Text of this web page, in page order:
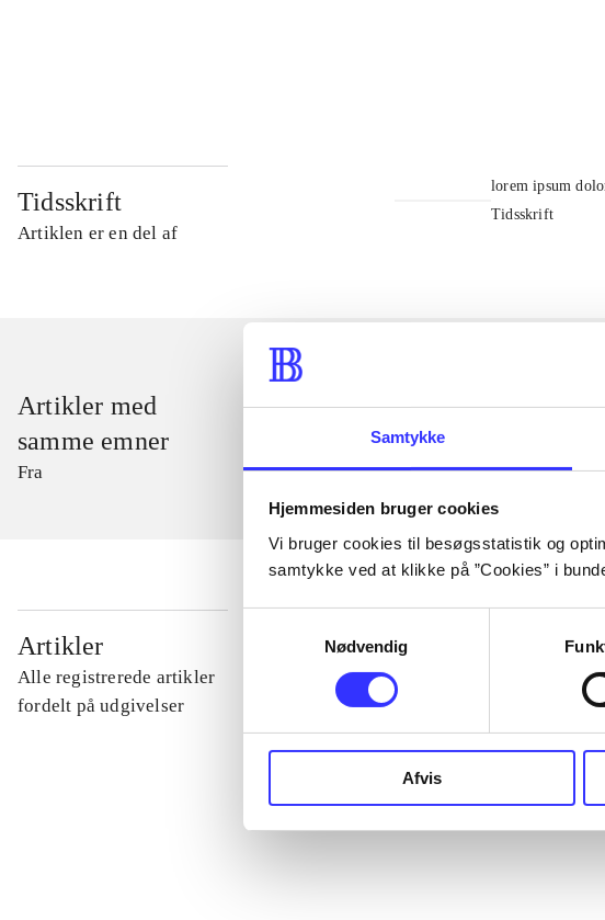
Samtykke
Hjemmesiden bruger cookies
Vi bruger cookies til besøgsstatistik og
samtykke ved at klikke på ”Cookies” i
Nødvendig
Afvis
Tidsskrift
Artiklen er en del af
lorem ipsum
Tidsskrift
Artikler med
samme emner
Fra
Artikler
Alle registrerede artikler
fordelt på udgivelser
...